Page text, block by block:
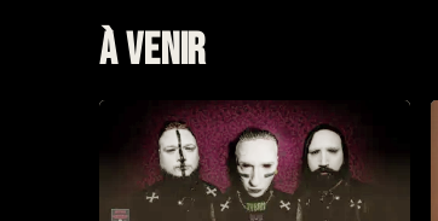
À venir